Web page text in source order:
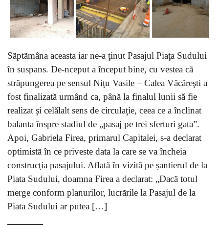
Sãptãmâna aceasta iar ne-a ţinut Pasajul Piaţa Sudului
în suspans. De-nceput a început bine, cu vestea cã
străpungerea pe sensul Niţu Vasile – Calea Văcăreşti a
fost finalizată urmând ca, până la finalul lunii să fie
realizat şi celălalt sens de circulaţie, ceea ce a înclinat
balanta înspre stadiul de „pasaj pe trei sferturi gata”.
Apoi, Gabriela Firea, primarul Capitalei, s-a declarat
optimistã în ce priveste data la care se va încheia
construcţia pasajului. Aflatã în vizitã pe șantierul de la
Piata Sudului, doamna Firea a declarat: „Dacã totul
merge conform planurilor, lucrãrile la Pasajul de la
Piata Sudului ar putea […]